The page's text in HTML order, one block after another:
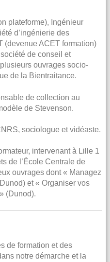
plateforme), Ingénieur
d’ingénierie des
(devenue ACET formation)
de conseil et
ouvrages socio-
de la Bientraitance.
de collection au
de Stevenson.
sociologue et vidéaste.
intervenant à Lille 1
de l’École Centrale de
ouvrages dont « Managez
et « Organiser vos
(Dunod).
de formation et des
notre démarche et la